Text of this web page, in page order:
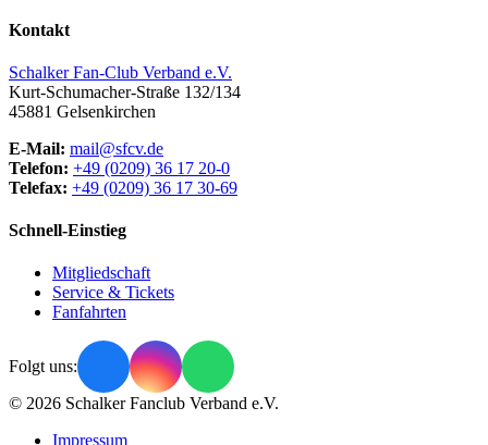
Kontakt
Schalker Fan-Club Verband e.V.
Kurt-Schumacher-Straße 132/134
45881 Gelsenkirchen
E-Mail: mail@sfcv.de
Telefon: +49 (0209) 36 17 20-0
Telefax: +49 (0209) 36 17 30-69
Schnell-Einstieg
Mitgliedschaft
Service & Tickets
Fanfahrten
Folgt uns:
© 2026 Schalker Fanclub Verband e.V.
Impressum